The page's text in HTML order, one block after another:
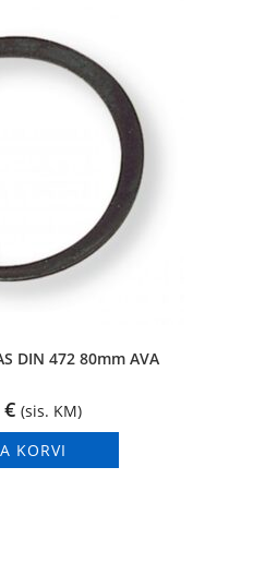
DIN 472 80mm AVA
€ (sis. KM)
KORVI